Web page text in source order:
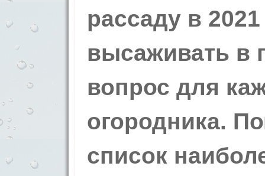
рассаду в
высаживать в
вопрос для
огородника.
список